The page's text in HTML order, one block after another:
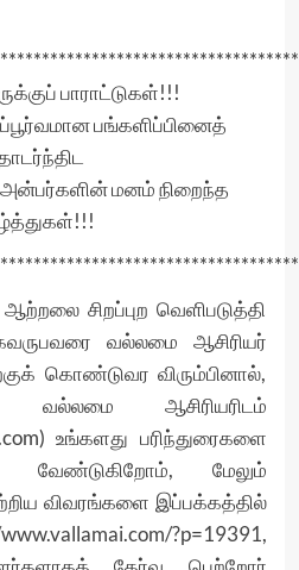
பாராட்டுகள்!!!
பங்களிப்பினைத்
மனம் நிறைந்த
சிறப்புற வெளிபடுத்தி
வல்லமை ஆசிரியர்
கொண்டுவர விரும்பினால்,
ஆசிரியரிடம்
உங்களது பரிந்துரைகளை
வேண்டுகிறோம், மேலும்
விவரங்களை இப்பக்கத்தில்
?p=19391,